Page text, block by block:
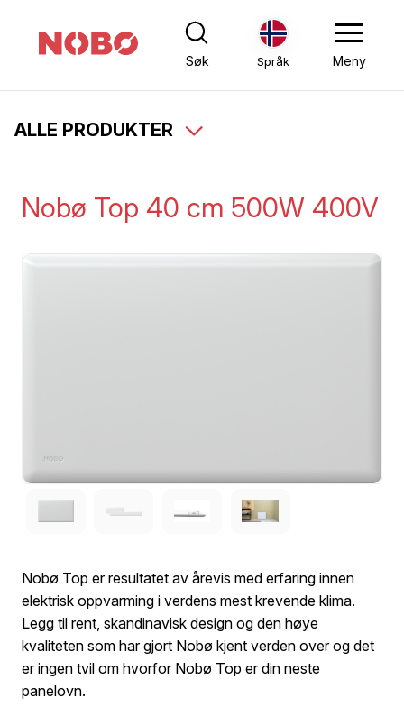
Søk Språk Meny
ALLE PRODUKTER
Nobø Top 40 cm 500W 400V
Nobø Top er resultatet av årevis med erfaring innen
elektrisk oppvarming i verdens mest krevende klima.
Legg til rent, skandinavisk design og den høye
kvaliteten som har gjort Nobø kjent verden over og det
er ingen tvil om hvorfor Nobø Top er din neste
panelovn.